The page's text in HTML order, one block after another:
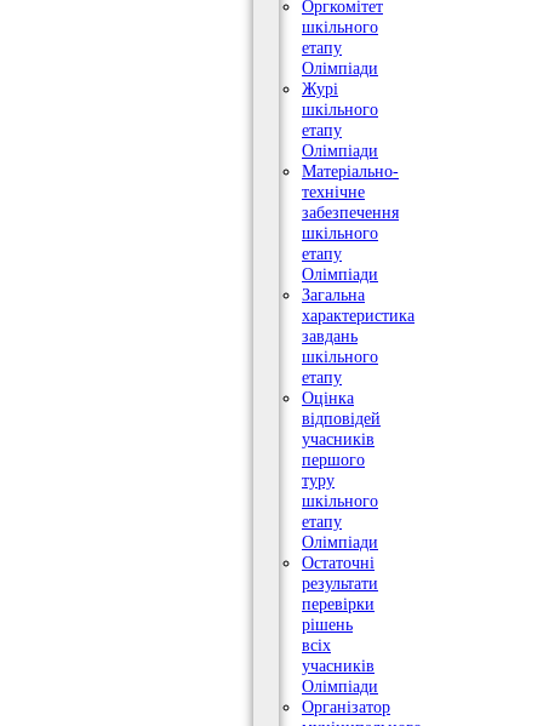
Оргкомітет
шкільного
етапу
Олімпіади
Журі
шкільного
етапу
Олімпіади
Матеріально-
технічне
забезпечення
шкільного
етапу
Олімпіади
Загальна
характеристика
завдань
шкільного
етапу
Оцінка
відповідей
учасників
першого
туру
шкільного
етапу
Олімпіади
Остаточні
результати
перевірки
рішень
всіх
учасників
Олімпіади
Організатор